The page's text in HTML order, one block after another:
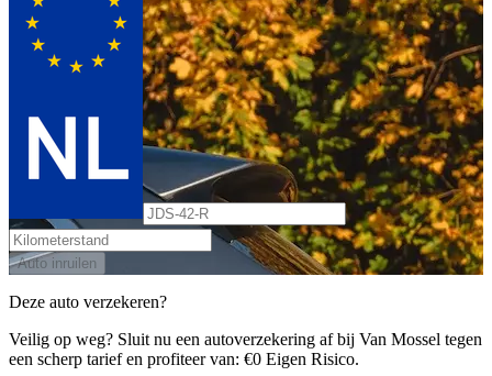
Auto inruilen
Deze auto verzekeren?
Veilig op weg? Sluit nu een autoverzekering af bij Van Mossel tegen
een scherp tarief en profiteer van: €0 Eigen Risico.